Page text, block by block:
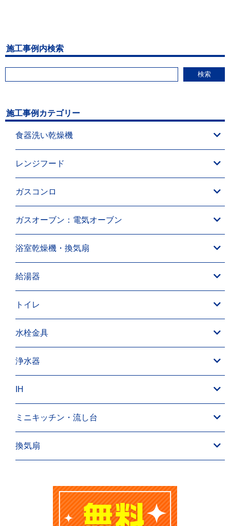
施工事例内検索
検索
施工事例カテゴリー
食器洗い乾燥機
レンジフード
ガスコンロ
ガスオーブン：電気オーブン
浴室乾燥機・換気扇
給湯器
トイレ
水栓金具
浄水器
IH
ミニキッチン・流し台
換気扇